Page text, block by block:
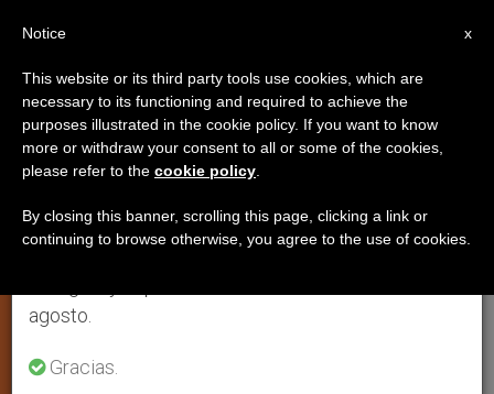
IGLESIA LOCAL
×
Aviso importante
Del 27 de julio al 7 de agosto haremos la pausa
anual, aprovechando que en el periodo de verano
se generan menos informaciones y también el
agosto.
Gracias.
x
Notice
This website or its third party tools use cookies, which are
necessary to its functioning and required to achieve the
purposes illustrated in the cookie policy. If you want to know
more or withdraw your consent to all or some of the cookies,
please refer to the cookie policy
By closing this banner, scrolling this page, clicking a link or
continuing to browse otherwise, you agree to the use of cookies.